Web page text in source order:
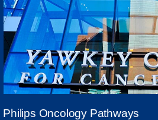
Philips Oncology Pathways